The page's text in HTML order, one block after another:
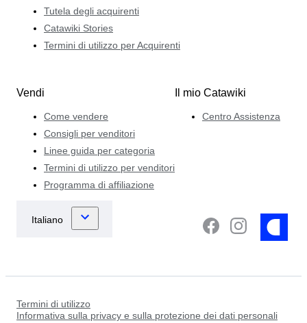
Tutela degli acquirenti
Catawiki Stories
Termini di utilizzo per Acquirenti
Vendi
Come vendere
Consigli per venditori
Linee guida per categoria
Termini di utilizzo per venditori
Programma di affiliazione
Il mio Catawiki
Centro Assistenza
Termini di utilizzo
Informativa sulla privacy e sulla protezione dei dati personali